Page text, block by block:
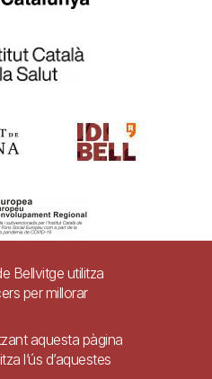
Avís legal Ajuda
Bellvitge utilitza
per millorar
aquesta pàgina
l’ús d’aquestes